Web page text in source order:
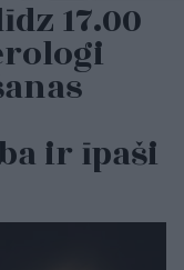
17.00
ir īpaši